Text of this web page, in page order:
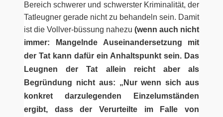
Bereich schwerer und schwerster Kriminalität, der
Tatleugner gerade nicht zu behandeln sein. Damit
ist die Vollver-büssung nahezu (wenn auch nicht
immer:
Mangelnde Auseinandersetzung mit
der Tat kann dafür ein Anhaltspunkt sein. Das
Leugnen der Tat allein reicht aber als
Begründung nicht aus: „Nur wenn sich aus
konkret darzulegenden Einzelumständen
ergibt, dass der Verurteilte im Falle von